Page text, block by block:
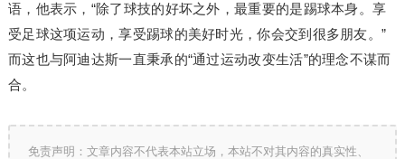
语，他表示，“除了球技的好坏之外，最重要的是踢球本身。享
受足球这项运动，享受踢球的美好时光，你会交到很多朋友。”
而这也与阿迪达斯一直秉承的“通过运动改变生活”的理念不谋而
合。
免责声明：文章内容不代表本站立场，本站不对其内容的真实性、